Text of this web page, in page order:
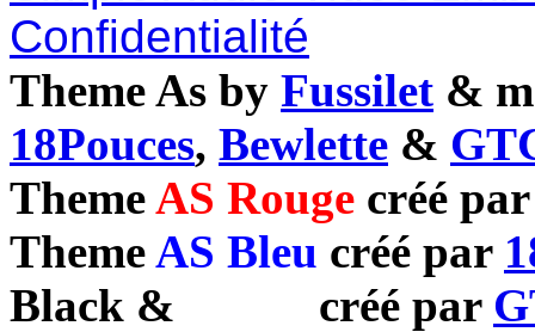
Confidentialité
Theme As by Fussilet &
18Pouces, Bewlette &
ThemeAS Rouge créé
ThemeAS Bleu créé par
Black & créé par